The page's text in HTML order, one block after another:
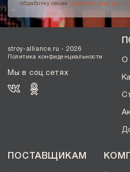
обработку своих персональных
stroy-alliance.ru - 2026
Политика конфиденциальности
Мы в соц.сетях
О
ПОСТАВЩИКАМ